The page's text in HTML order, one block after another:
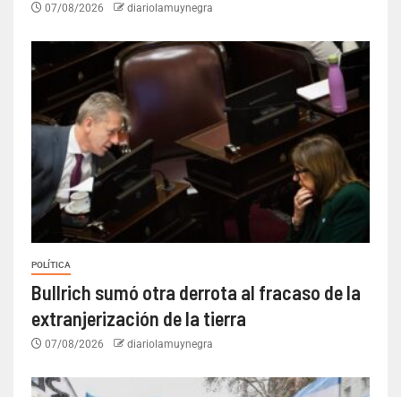
07/08/2026 diariolamuynegra
POLÍTICA
Bullrich sumó otra derrota al fracaso de la
extranjerización de la tierra
07/08/2026 diariolamuynegra